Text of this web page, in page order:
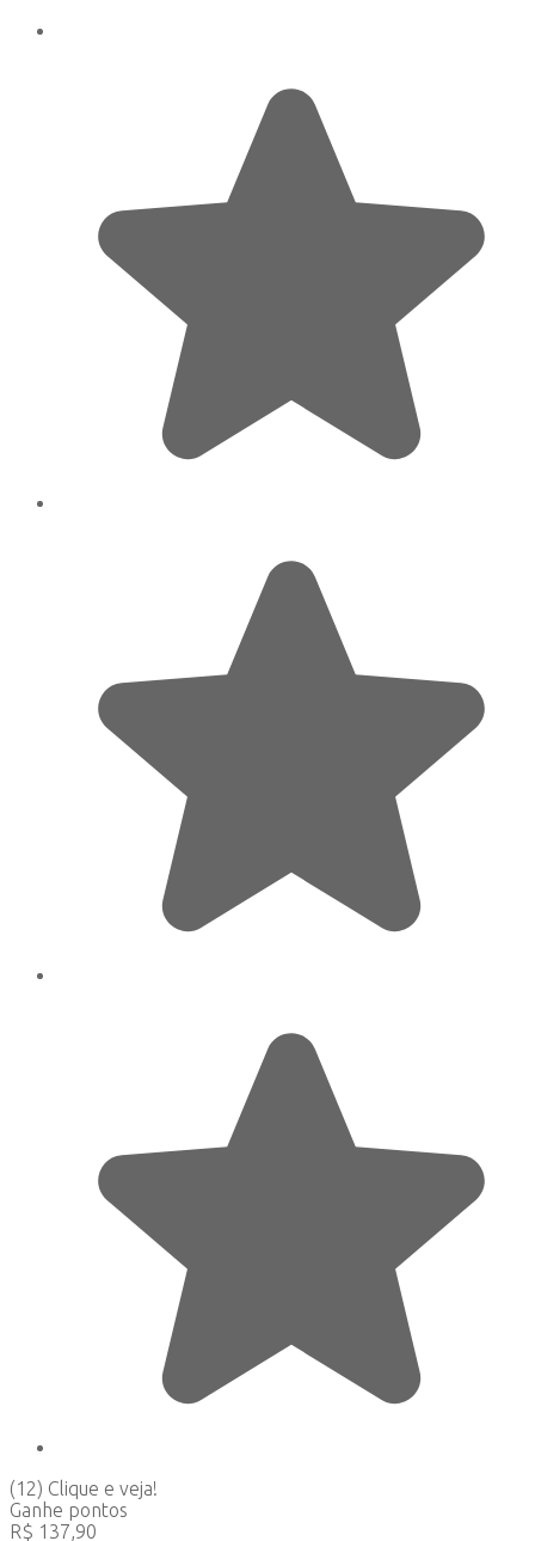
(12) Clique e veja!
Ganhe pontos
R$ 137,90